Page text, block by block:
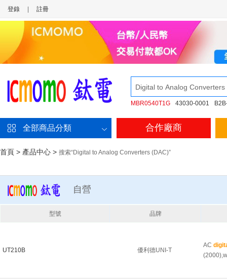
登錄 註冊
MBR0540T1G 43030-0001
全部商品分類 合作廠商
首頁 > 產品中心 > 搜索“Digital to Analog Converters (DAC)”
自營
型號 品牌
UT210B 優利德UNI-T
AC